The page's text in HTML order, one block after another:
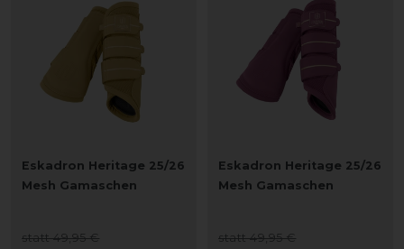
Eskadron Heritage 25/26
Mesh Gamaschen
statt 49,95 €
Eskadron Heritage 25/26
Mesh Gamaschen
statt 49,95 €